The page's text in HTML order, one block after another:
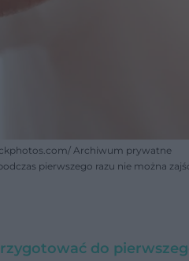
Archiwum prywatne
pierwszego razu nie można
do